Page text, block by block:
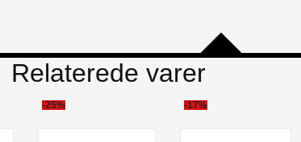
Relaterede varer
-25% -17%